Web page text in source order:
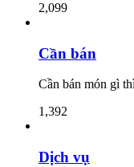
2,099
Cần bán
Cần bán món gì
1,392
Dịch vụ